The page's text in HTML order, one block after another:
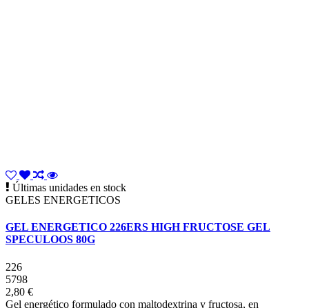
Últimas unidades en stock
GELES ENERGETICOS
GEL ENERGETICO 226ERS HIGH FRUCTOSE GEL
SPECULOOS 80G
226
5798
2,80 €
Gel energético formulado con maltodextrina y fructosa, en